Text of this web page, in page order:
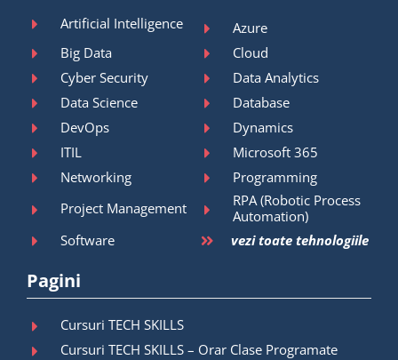
Artificial Intelligence
Azure
Big Data
Cloud
Cyber Security
Data Analytics
Data Science
Database
DevOps
Dynamics
ITIL
Microsoft 365
Networking
Programming
Project Management
RPA (Robotic Process
Automation)
Software
vezi toate tehnologiile
Pagini
Cursuri TECH SKILLS
Cursuri TECH SKILLS – Orar Clase Programate